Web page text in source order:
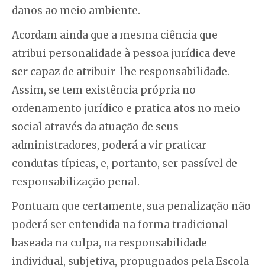
danos ao meio ambiente.
Acordam ainda que a mesma ciência que
atribui personalidade à pessoa jurídica deve
ser capaz de atribuir-lhe responsabilidade.
Assim, se tem existência própria no
ordenamento jurídico e pratica atos no meio
social através da atuação de seus
administradores, poderá a vir praticar
condutas típicas, e, portanto, ser passível de
responsabilização penal.
Pontuam que certamente, sua penalização não
poderá ser entendida na forma tradicional
baseada na culpa, na responsabilidade
individual, subjetiva, propugnados pela Escola